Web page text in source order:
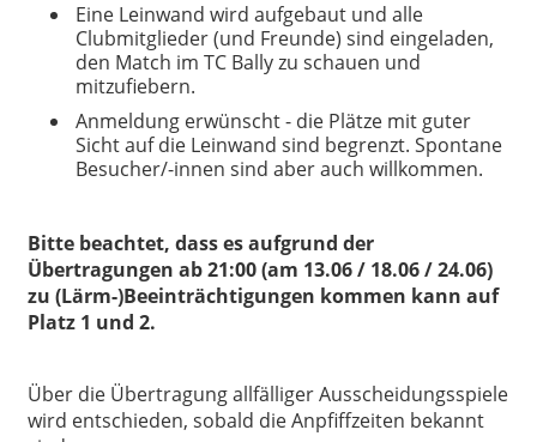
Eine Leinwand wird aufgebaut und alle
Clubmitglieder (und Freunde) sind eingeladen,
den Match im TC Bally zu schauen und
mitzufiebern.
Anmeldung erwünscht - die Plätze mit guter
Sicht auf die Leinwand sind begrenzt. Spontane
Besucher/-innen sind aber auch willkommen.
Bitte beachtet, dass es aufgrund der
Übertragungen ab 21:00 (am 13.06 / 18.06 / 24.06)
zu (Lärm-)Beeinträchtigungen kommen kann auf
Platz 1 und 2.
Über die Übertragung allfälliger Ausscheidungsspiele
wird entschieden, sobald die Anpfiffzeiten bekannt